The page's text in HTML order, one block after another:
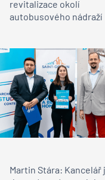
revitalizace okolí
autobusového nádraží
Martin Stára: Kancelář